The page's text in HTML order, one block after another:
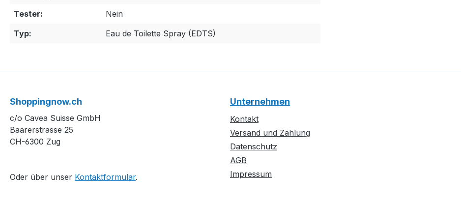
Tester:
Nein
Typ:
Eau de Toilette Spray (EDTS)
Shoppingnow.ch
c/o Cavea Suisse GmbH
Baarerstrasse 25
CH-6300 Zug
Oder über unser Kontaktformular.
Unternehmen
Kontakt
Versand und Zahlung
Datenschutz
AGB
Impressum